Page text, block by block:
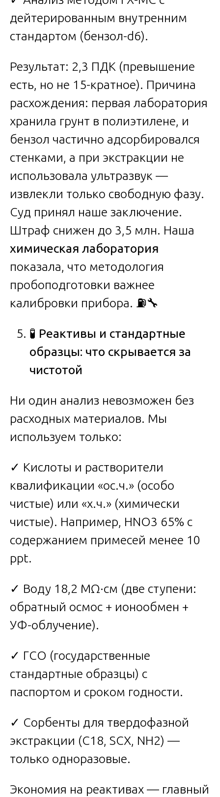
дейтерированным внутренним
стандартом (бензол-d6).
Результат: 2,3 ПДК (превышение
есть, но не 15-кратное). Причина
расхождения: первая лаборатория
хранила грунт в полиэтилене, и
бензол частично адсорбировался
стенками, а при экстракции не
использовала ультразвук —
извлекли только свободную фазу.
Суд принял наше заключение.
Штраф снижен до 3,5 млн. Наша
химическая лаборатория
показала, что методология
пробоподготовки важнее
калибровки прибора. ⛽🔧
🧪 Реактивы и стандартные
образцы: что скрывается за
чистотой
Ни один анализ невозможен без
расходных материалов. Мы
используем только:
✓ Кислоты и растворители
квалификации «ос.ч.» (особо
чистые) или «х.ч.» (химически
чистые). Например, HNO3 65% с
содержанием примесей менее 10
ppt.
✓ Воду 18,2 MΩ·см (две ступени:
обратный осмос + ионообмен +
УФ-облучение).
✓ ГСО (государственные
стандартные образцы) с
паспортом и сроком годности.
✓ Сорбенты для твердофазной
экстракции (C18, SCX, NH2) —
только одноразовые.
Экономия на реактивах — главный